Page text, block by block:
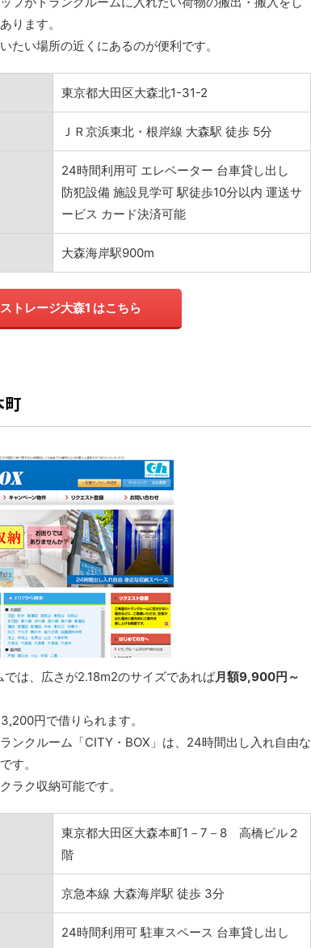
ります。
たい場所の近くにあるのが便利です。
東京都大田区大森北1-31-2
ＪＲ京浜東北・根岸線 大森駅 徒歩 5分
24時間利用可 エレベーター 台車貸し出し
防犯設備 施設見学可 駅徒歩10分以内 運送サ
ービス カード決済可能
大森海岸駅900m
トレージ大森1 はこちら
町
は、広さが2.18m2のサイズであれば月額9,900円～
円で借りられます。
ンクルーム「CITY・BOX」は、24時間出し入れ自由な
す。
ラク収納可能です。
東京都大田区大森本町1－7－8 高橋ビル２
階
京急本線 大森海岸駅 徒歩 3分
24時間利用可 駐車スペース 台車貸し出し